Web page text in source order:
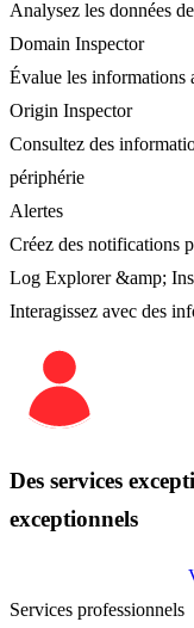
Analysez les données
Domain Inspector
Évalue les informations
Origin Inspector
Consultez des
périphérie
Alertes
Créez des notifications
Log Explorer &amp;
Interagissez avec des
Des services
exceptionnels
Services professionnels